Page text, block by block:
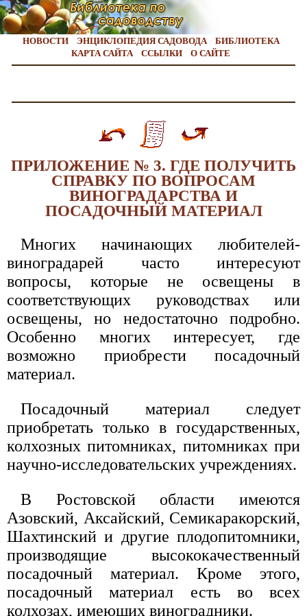
НОВОСТИ ЭНЦИКЛОПЕДИЯ САДОВОДА
БИБЛИОТЕКА
КАРТА САЙТА
ССЫЛКИ О САЙТЕ
ПРИЛОЖЕНИЕ № 3. ГДЕ ПОЛУЧИТЬ
СПРАВКУ ПО ВОПРОСАМ
ВИНОГРАДАРСТВА И
ПОСАДОЧНЫЙ МАТЕРИАЛ
Многих начинающих любителей-
виноградарей часто интересуют
вопросы, которые не освещены в
соответствующих руководствах или
освещены, но недостаточно подробно.
Особенно многих интересует, где
возможно приобрести посадочный
материал.
Посадочный материал следует
приобретать только в государственных,
колхозных питомниках, питомниках при
научно-исследовательских учреждениях.
В Ростовской области имеются
Азовский, Аксайский, Семикаракорский,
Шахтинский и другие плодопитомники,
производящие высококачественный
посадочный материал. Кроме этого,
посадочный материал есть во всех
колхозах, имеющих виноградники.